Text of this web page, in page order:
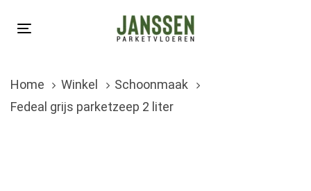
links
navigation
Skip
Toggle
Home
Winkel
Schoonmaak
Fedeal grijs parketzeep 2 liter